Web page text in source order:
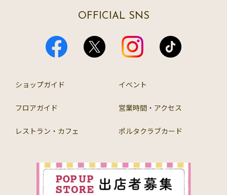
OFFICIAL SNS
ショップガイド イベント
フロアガイド 営業時間・アクセス
レストラン・カフェ ポルタクラブカード